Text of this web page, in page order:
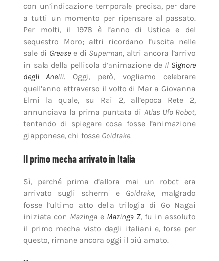
con un’indicazione temporale precisa, per dare
a tutti un momento per ripensare al passato.
Per molti, il 1978 è l’anno di Ustica e del
sequestro Moro; altri ricordano l’uscita nelle
sale di Grease e di Superman, altri ancora l’arrivo
in sala della pellicola d’animazione de Il Signore
degli Anelli. Oggi, però, vogliamo celebrare
quell’anno attraverso il volto di Maria Giovanna
Elmi la quale, su Rai 2, all’epoca Rete 2,
annunciava la prima puntata di Atlas Ufo Robot,
tentando di spiegare cosa fosse l’animazione
giapponese, chi fosse Goldrake.
Il primo mecha arrivato in Italia
Sì, perché prima d’allora mai un robot era
arrivato sugli schermi e Goldrake, malgrado
fosse l’ultimo atto della trilogia di Go Nagai
iniziata con Mazinga e Mazinga Z, fu in assoluto
il primo mecha visto dagli italiani e, forse per
questo, rimane ancora oggi il più amato.